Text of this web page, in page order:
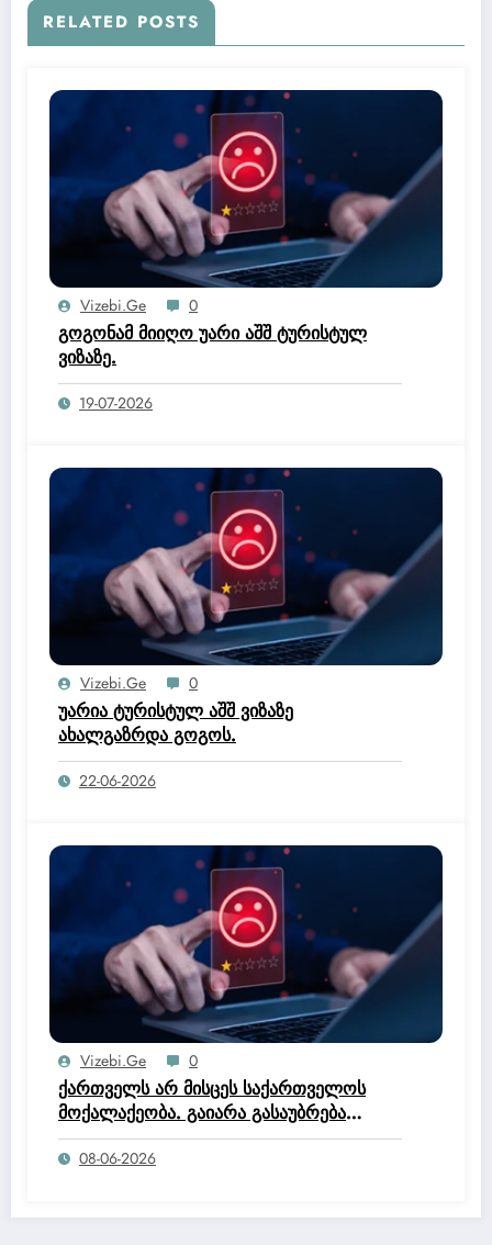
RELATED POSTS
Vizebi.ge 0
გოგონამ მიიღო უარი აშშ ტურისტულ
ვიზაზე.
19-07-2026
Vizebi.ge 0
უარია ტურისტულ აშშ ვიზაზე
ახალგაზრდა გოგოს.
22-06-2026
Vizebi.ge 0
ქართველს არ მისცეს საქართველოს
მოქალაქეობა. გაიარა გასაუბრება
იუსტიციის სახლში და მოქალაქეობის
კომისია დაწერა, რომ არ ეკუთნის
08-06-2026